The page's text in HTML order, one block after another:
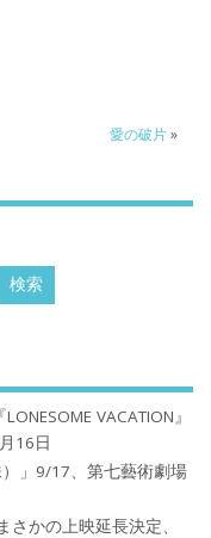
愛の破片»
VACATION』
16日
」9/17、第七藝術劇場
かの上映延長決定、